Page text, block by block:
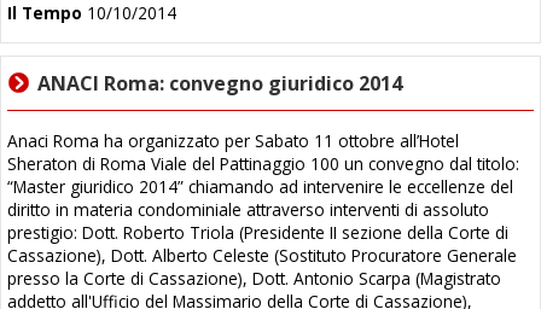
Il Tempo 10/10/2014
ANACI Roma: convegno giuridico 2014
Anaci Roma ha organizzato per Sabato 11 ottobre all’Hotel
Sheraton di Roma Viale del Pattinaggio 100 un convegno dal titolo:
“Master giuridico 2014” chiamando ad intervenire le eccellenze del
diritto in materia condominiale attraverso interventi di assoluto
prestigio: Dott. Roberto Triola (Presidente II sezione della Corte di
Cassazione), Dott. Alberto Celeste (Sostituto Procuratore Generale
presso la Corte di Cassazione), Dott. Antonio Scarpa (Magistrato
addetto all'Ufficio del Massimario della Corte di Cassazione),